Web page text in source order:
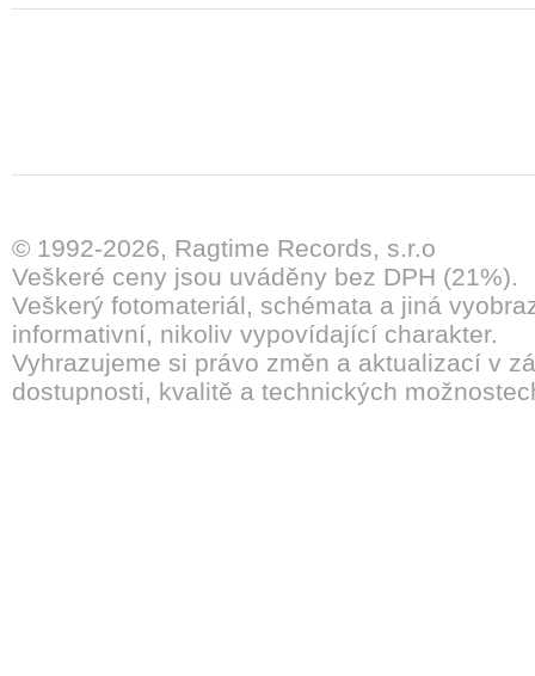
© 1992-2026, Ragtime Records, s.r.o
Veškeré ceny jsou uváděny bez DPH (21%).
Veškerý fotomateriál, schémata a jiná
informativní, nikoliv vypovídající charakter.
Vyhrazujeme si právo změn a aktualizací v
dostupnosti, kvalitě a technických